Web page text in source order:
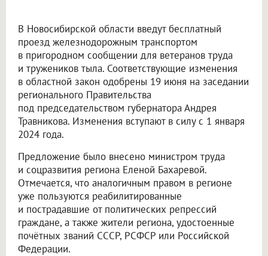
В Новосибирской области введут бесплатный
проезд железнодорожным транспортом
в пригородном сообщении для ветеранов труда
и тружеников тыла. Соответствующие изменения
в областной закон одобрены 19 июня на заседании
регионального Правительства
под председательством губернатора Андрея
Травникова. Изменения вступают в силу с 1 января
2024 года.
Предложение было внесено министром труда
и соцразвития региона Еленой Бахаревой.
Отмечается, что аналогичным правом в регионе
уже пользуются реабилитированные
и пострадавшие от политических репрессий
граждане, а также жители региона, удостоенные
почётных званий СССР, РСФСР или Российской
Федерации.